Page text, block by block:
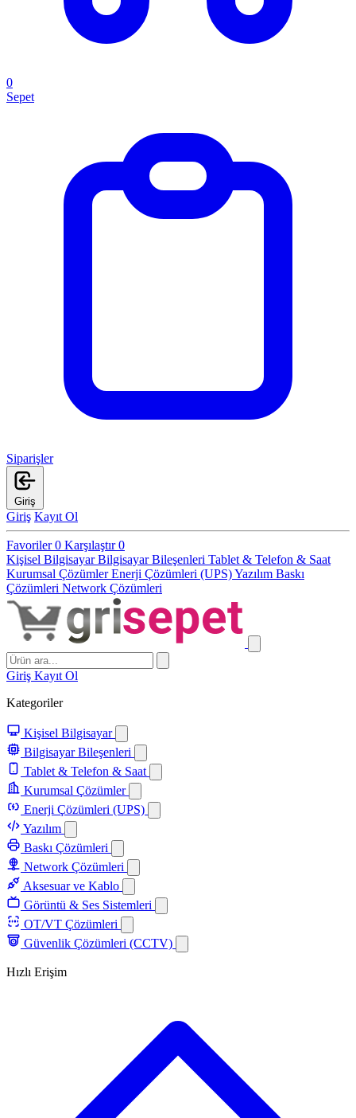
0
Sepet
Siparişler
Giriş
Giriş Kayıt Ol
Favoriler0 Karşılaştır0
Kişisel BilgisayarBilgisayar Bileşenleri Tablet & Telefon & Saat
Kurumsal ÇözümlerEnerji Çözümleri (UPS)Yazılım Baskı
Çözümleri Network Çözümleri
Giriş Kayıt Ol
Kategoriler
Kişisel Bilgisayar
Bilgisayar Bileşenleri
Tablet & Telefon & Saat
Kurumsal Çözümler
Enerji Çözümleri (UPS)
Yazılım
Baskı Çözümleri
Network Çözümleri
Aksesuar ve Kablo
Görüntü & Ses Sistemleri
OT/VT Çözümleri
Güvenlik Çözümleri (CCTV)
Hızlı Erişim